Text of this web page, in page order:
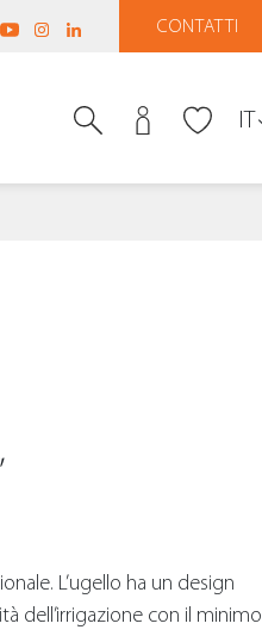
CONTATTI
IT
L’ugello ha un design
dell’irrigazione con il minimo